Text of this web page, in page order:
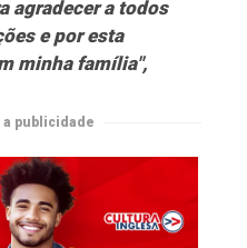
agradecer a todos
e por esta
minha família",
publicidade